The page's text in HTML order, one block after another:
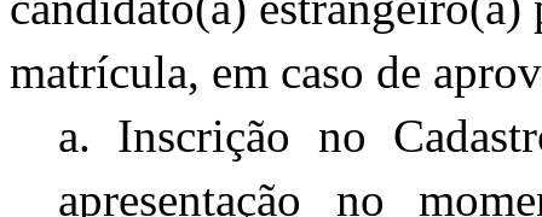
matrícula, em caso de
a. Inscrição no
apresentação no